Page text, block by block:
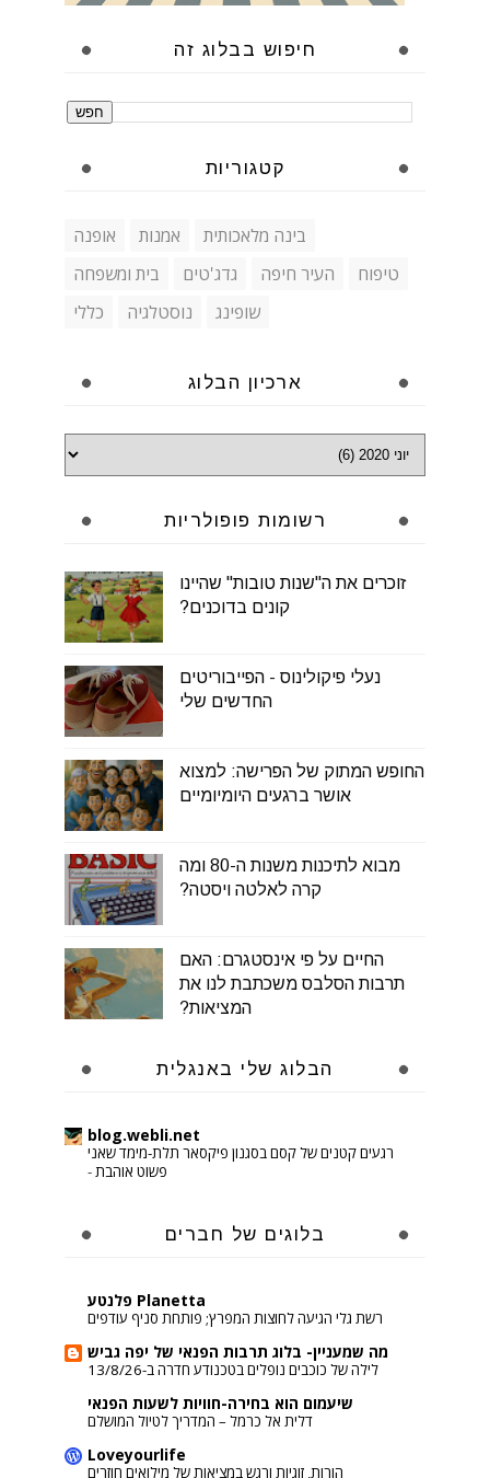
חיפוש בבלוג זה
קטגוריות
אופנה אמנות
בינה מלאכותית
בית ומשפחה
גדג'טים העיר חיפה
טיפוח
כללי
נוסטלגיה שופינג
ארכיון הבלוג
רשומות פופולריות
זוכרים את ה"שנות טובות" שהיינו
קונים בדוכנים?
נעלי פיקולינוס - הפייבוריטים
החדשים שלי
החופש המתוק של הפרישה: למצוא
אושר ברגעים היומיומיים
מבוא לתיכנות משנות ה-80 ומה
קרה לאלטה ויסטה?
החיים על פי אינסטגרם: האם
תרבות הסלבס משכתבת לנו את
המציאות?
הבלוג שלי באנגלית
blog.webli.net
רגעים קטנים של קסם בסגנון פיקסאר תלת-מימד שאני
פשוט אוהבת -
בלוגים של חברים
Planetta פלנטע
רשת גלי הגיעה לחוצות המפרץ; פותחת סניף עודפים
מה שמעניין- בלוג תרבות הפנאי של יפה גביש
לילה של כוכבים נופלים בטכנודע חדרה ב-13/8/26
שיעמום הוא בחירה-חוויות לשעות הפנאי
דלית אל כרמל – המדריך לטיול המושלם
Loveyourlife
הורות, זוגיות ורגש במציאות של מילואים חוזרים